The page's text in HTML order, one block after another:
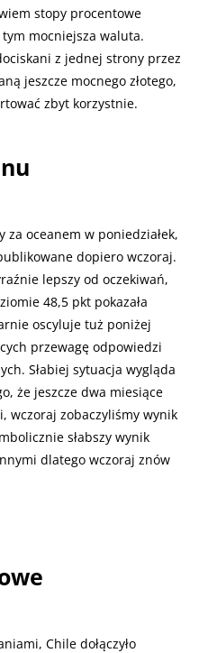
stopy procentowe
mocniejsza waluta.
z jednej strony przez
jeszcze mocnego złotego,
zbyt korzystnie.
oceanem w poniedziałek,
dopiero wczoraj.
lepszy od oczekiwań,
48,5 pkt pokazała
oscyluje tuż poniżej
przewagę odpowiedzi
Słabiej sytuacja wygląda
że jeszcze dwa miesiące
wczoraj zobaczyliśmy wynik
słabszy wynik
dlatego wczoraj znów
Chile dołączyło